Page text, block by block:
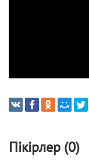
Пікірлер (0)